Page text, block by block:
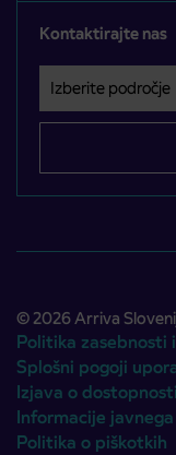
Kontaktirajte nas
© 2026 Arriva
Politika zasebnosti
Splošni pogoji
Izjava o dostopnosti
Informacije
Politika o piškotkih